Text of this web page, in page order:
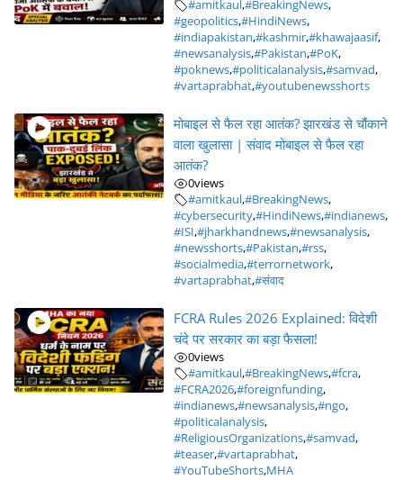
#amitkaul,#BreakingNews,
#geopolitics,#HindiNews,
#indiapakistan,#kashmir,#khawajaasif,
#newsanalysis,#Pakistan,#PoK,
#poknews,#politicalanalysis,#samvad,
#vartaprabhat,#youtubenewsshorts
मोबाइल से फैल रहा आतंक? झारखंड से चौंकाने
वाला खुलासा | संवाद मोबाइल से फैल रहा
आतंक?
0views
#amitkaul,#BreakingNews,
#cybersecurity,#HindiNews,#indianews,
#ISI,#jharkhandnews,#newsanalysis,
#newsshorts,#Pakistan,#rss,
#socialmedia,#terrornetwork,
#vartaprabhat,#संवाद
FCRA Rules 2026 Explained: विदेशी
चंदे पर सरकार का बड़ा फैसला!
0views
#amitkaul,#BreakingNews,#fcra,
#FCRA2026,#foreignfunding,
#indianews,#newsanalysis,#ngo,
#politicalanalysis,
#ReligiousOrganizations,#samvad,
#teaser,#vartaprabhat,
#YouTubeShorts,MHA